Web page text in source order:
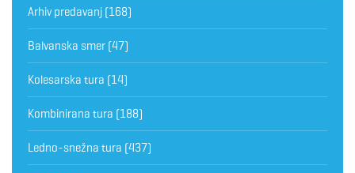
Arhiv predavanj (168)
Balvanska smer (47)
Kolesarska tura (14)
Kombinirana tura (188)
Ledno-snežna tura (437)